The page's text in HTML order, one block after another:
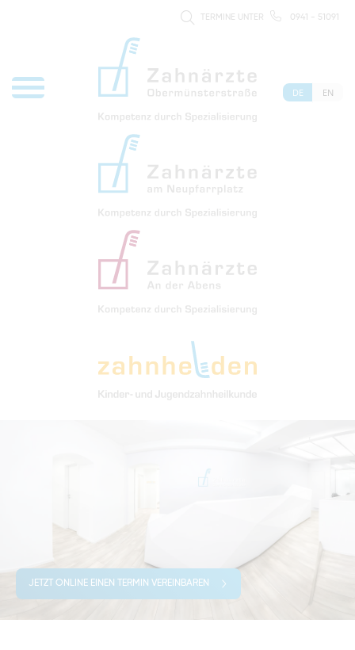
TERMINE UNTER 0941 - 51091
DE EN
JETZT ONLINE EINEN TERMIN VEREINBAREN